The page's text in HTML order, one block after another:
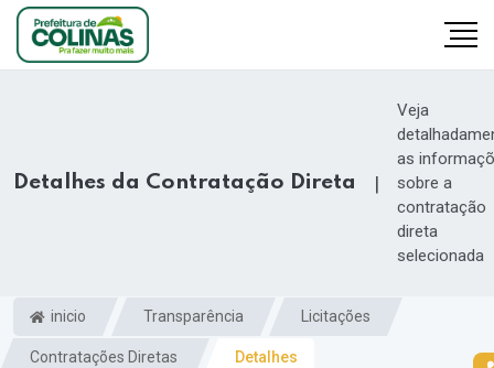
Detalhes da Contratação Direta |
Veja
as
sobre a
contratação
direta
selecionada
inicio Transparência Licitações
Contratações Diretas Detalhes